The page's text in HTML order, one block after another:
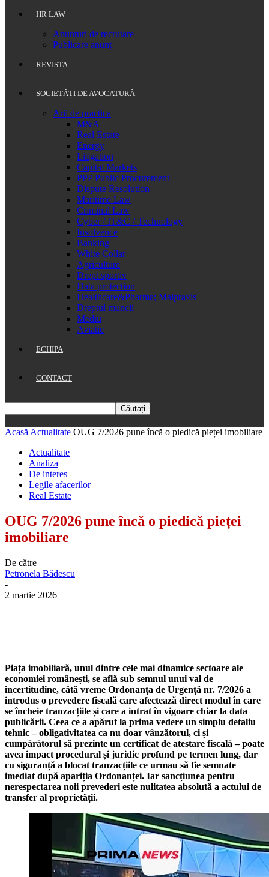
HR LAW
Anunțuri de recrutare
Publicare anunț
REVISTA
SOCIETĂȚI DE AVOCATURĂ
Arii de practica
M&A
Real Estate
Energy
Litigation
Capital Markets
PPP Public Procurement
Dispute Resolution
Maritime Law
Criminal Law
Cyber / IT&C / Technology
Insolvence
Banking
White Collar
Agriculture
Drept sportiv
Data protection
Healthcare&Pharma; Malpraxis
Dreptul muncii
Mediu
Aviatie
ECHIPA
CONTACT
Acasă Actualitate OUG 7/2026 pune încă o piedică pieței imobiliare
Actualitate
Analiza
De interes
Legile afacerilor
Real Estate
OUG 7/2026 pune încă o piedică pieței
imobiliare
De către
Petronela Bădescu
-
2 martie 2026
Piața imobiliară, unul dintre cele mai dinamice sectoare ale
economiei românești, se află sub semnul unui val de
incertitudine, câtă vreme Ordonanța de Urgență nr. 7/2026 a
introdus o prevedere fiscală care afectează direct modul în care
se încheie tranzacțiile și care a intrat în vigoare chiar la data
publicării. Ceea ce a apărut la prima vedere un simplu detaliu
tehnic – obligativitatea ca nu doar vânzătorul, ci și
cumpărătorul să prezinte un certificat de atestare fiscală – poate
avea impact procedural și juridic profund pe termen lung, dar
cu siguranță a blocat tranzacțiile ce urmau să fie semnate
imediat după apariția Ordonanței. Iar sancțiunea pentru
nerespectarea noii prevederi este nulitatea absolută a actului de
transfer al proprietății.